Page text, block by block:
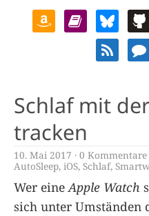
Schlaf mit
tracken
10. Mai 2017 0 Kommentare
AutoSleep, iOS, Schlaf,
Wer eine Apple Watch
sich unter Umständen